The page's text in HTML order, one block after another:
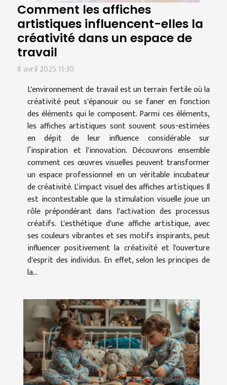
Comment les affiches
artistiques influencent-elles la
créativité dans un espace de
travail
8 avril 2025 11:30
L'environnement de travail est un terrain fertile où la
créativité peut s'épanouir ou se faner en fonction
des éléments qui le composent. Parmi ces éléments,
les affiches artistiques sont souvent sous-estimées
en dépit de leur influence considérable sur
l’inspiration et l'innovation. Découvrons ensemble
comment ces œuvres visuelles peuvent transformer
un espace professionnel en un véritable incubateur
de créativité. L'impact visuel des affiches artistiques Il
est incontestable que la stimulation visuelle joue un
rôle prépondérant dans l'activation des processus
créatifs. L'esthétique d'une affiche artistique, avec
ses couleurs vibrantes et ses motifs inspirants, peut
influencer positivement la créativité et l'ouverture
d'esprit des individus. En effet, selon les principes de
la...